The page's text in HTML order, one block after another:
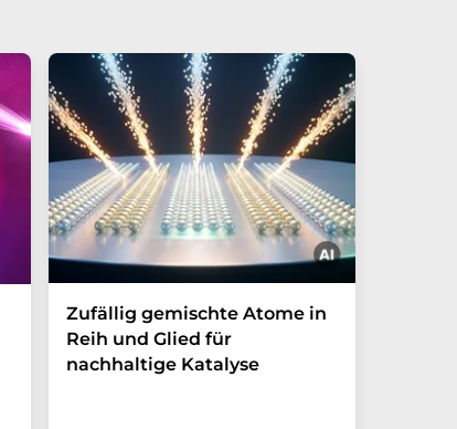
Zufällig gemischte Atome in
Reih und Glied für
nachhaltige Katalyse